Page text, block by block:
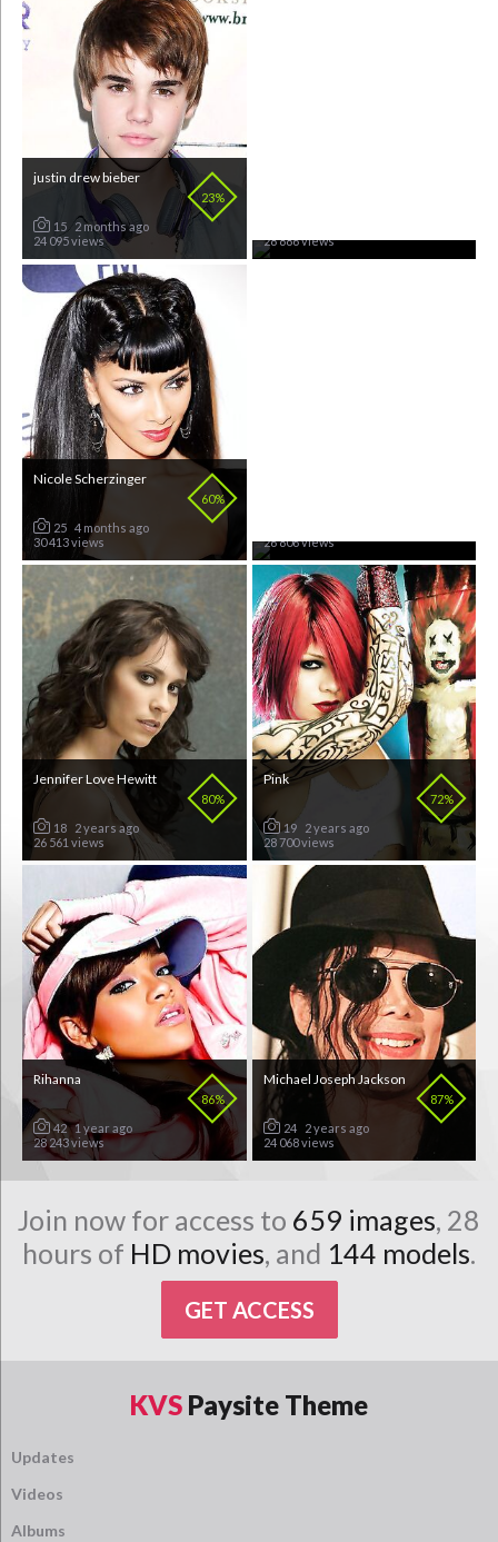
23%
justin drew bieber
15
2 months ago
24 095 views
28 886 views
60%
Nicole Scherzinger
25 4 months ago
30 413 views
26 806 views
80%
Jennifer Love Hewitt
18
2 years ago
26 561 views
72%
Pink
19
2 years ago
28 700 views
86%
Rihanna
42 1 year ago
28 243 views
87%
Michael Joseph Jackson
24
2 years ago
24 068 views
Join now for access to 659 images, 28
hours of HD movies, and 144 models.
GET ACCESS
KVS Paysite Theme
Updates
Videos
Albums